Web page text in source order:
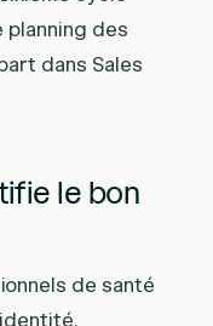
planning des
dans Sales
le bon
de santé